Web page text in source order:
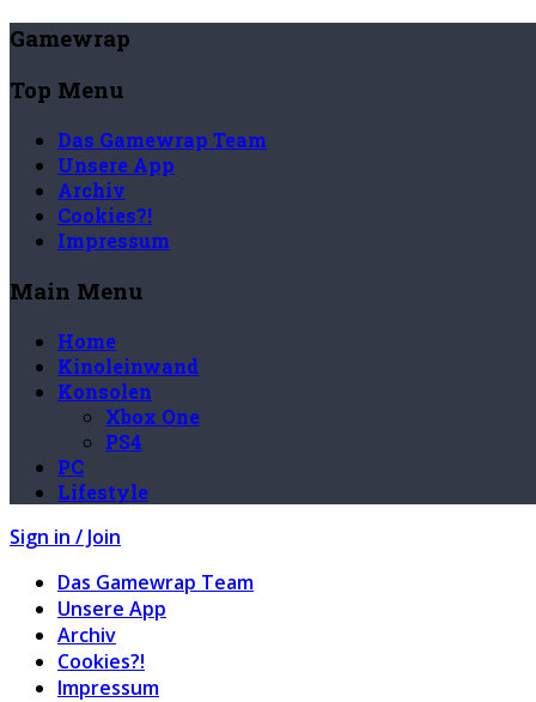
Gamewrap
Top Menu
Das Gamewrap Team
Unsere App
Archiv
Cookies?!
Impressum
Main Menu
Home
Kinoleinwand
Konsolen
Xbox One
PS4
PC
Lifestyle
Sign in / Join
Das Gamewrap Team
Unsere App
Archiv
Cookies?!
Impressum